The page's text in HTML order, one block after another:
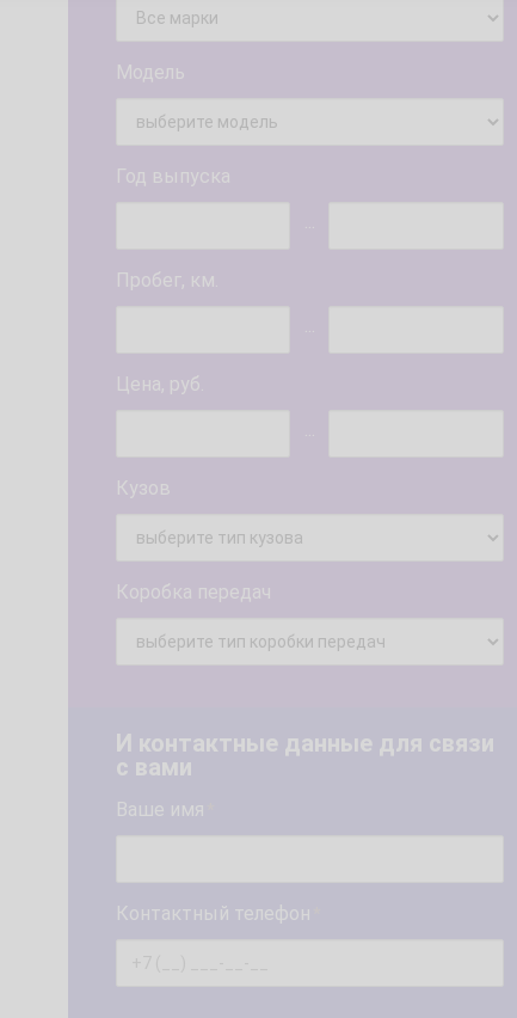
Модель
Год выпуска
...
Пробег, км.
...
Цена, руб.
...
Кузов
Коробка передач
И контактные данные для связи
с вами
Ваше имя
Контактный телефон